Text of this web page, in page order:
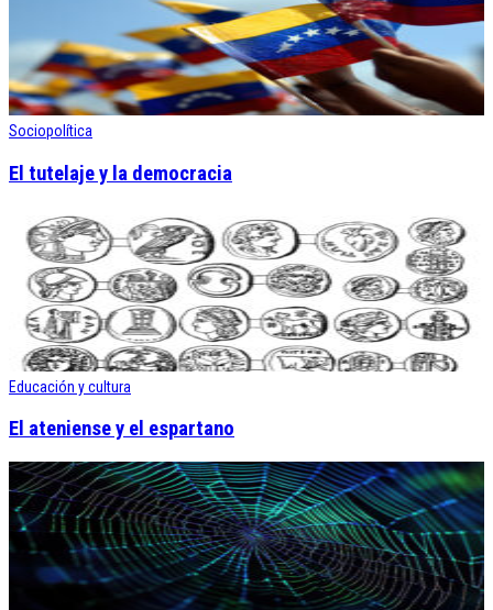
Sociopolítica
El tutelaje y la democracia
Educación y cultura
El ateniense y el espartano